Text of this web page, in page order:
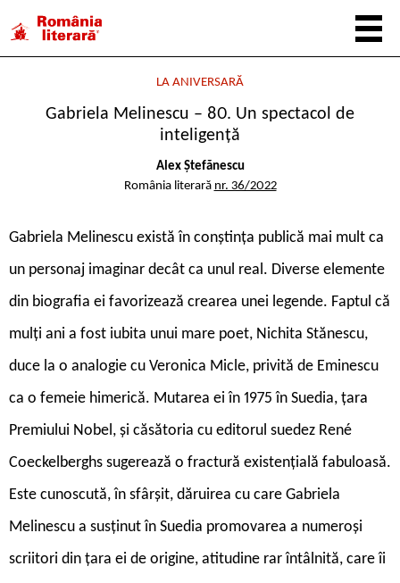
LA ANIVERSARĂ
Gabriela Melinescu – 80. Un spectacol de
inteligență
Alex Ștefănescu
România literară nr. 36/2022
Gabriela Melinescu există în conștința publică mai mult ca
un personaj imaginar decât ca unul real. Diverse elemente
din biografia ei favorizează crearea unei legende. Faptul că
mulți ani a fost iubita unui mare poet, Nichita Stănescu,
duce la o analogie cu Veronica Micle, privită de Eminescu
ca o femeie himerică. Mutarea ei în 1975 în Suedia, țara
Premiului Nobel, și căsătoria cu editorul suedez René
Coeckelberghs sugerează o fractură existențială fabuloasă.
Este cunoscută, în sfârșit, dăruirea cu care Gabriela
Melinescu a susținut în Suedia promovarea a numeroși
scriitori din țara ei de origine, atitudine rar întâlnită, care îi